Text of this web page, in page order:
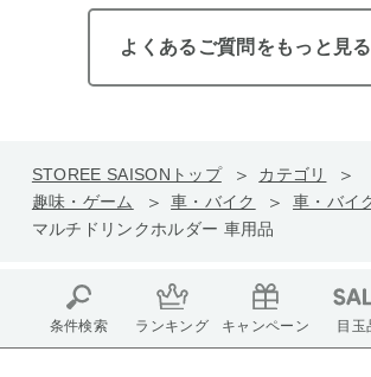
よくあるご質問をもっと見る
STOREE SAISONトップ
カテゴリ
趣味・ゲーム
車・バイク
車・バイ
マルチドリンクホルダー 車用品
条件検索 ランキング キャンペーン 目玉